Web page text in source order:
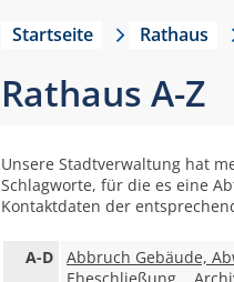
Startseite Rathaus
Rathaus A-Z
Unsere Stadtverwaltung hat
Schlagworte, für die es eine
Kontaktdaten der
A-D Abbruch Gebäude,